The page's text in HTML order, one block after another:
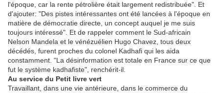
l'époque, car la rente pétrolière était largement redistribuée". Et
d'ajouter: "Des pistes intéressantes ont été lancées à l'époque en
matière de démocratie directe, un concept auquel je me suis
toujours intéressé". Et de rappeler comment le Sud-africain
Nelson Mandela et le vénézuélien Hugo Chavez, tous deux
décédés, furent proches du colonel Kadhafi qui les aida
constamment. "La désinformation est totale en France sur ce que
fut le système kadhafiste", renchérit-il.
Au service du Petit livre vert
Travaillant, dans une vie antérieure, dans le commerce du